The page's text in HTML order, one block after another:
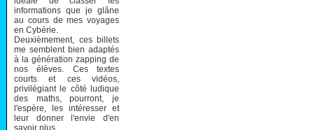
informations que je glâne
au cours de mes voyages
en Cybérie.
Deuxièmement, ces billets
me semblent bien adaptés
à la génération zapping de
nos élèves. Ces textes
courts et ces vidéos,
privilégiant le côté ludique
des maths, pourront, je
l'espère, les intéresser et
leur donner l'envie d'en
savoir plus.